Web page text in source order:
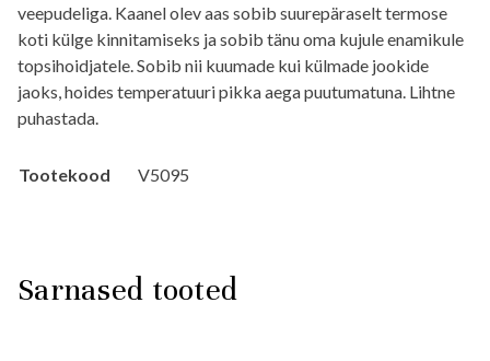
veepudeliga. Kaanel olev aas sobib suurepäraselt termose
koti külge kinnitamiseks ja sobib tänu oma kujule enamikule
topsihoidjatele. Sobib nii kuumade kui külmade jookide
jaoks, hoides temperatuuri pikka aega puutumatuna. Lihtne
puhastada.
Tootekood V5095
Sarnased tooted